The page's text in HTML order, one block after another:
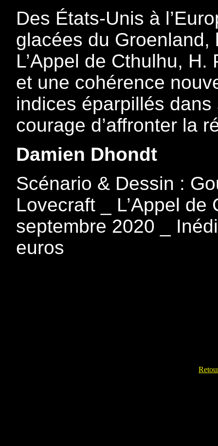
Des États-Unis à
glacées du Groenland,
L’Appel de Cthulhu,
et une cohérence
indices éparpillés
courage d’affronter la
Damien Dhondt
Scénario & Dessin :
Lovecraft _ L’Appel
septembre 2020 _
euros